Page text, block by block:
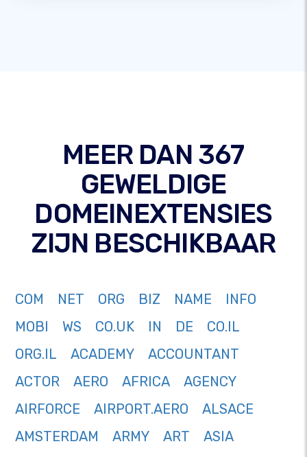
MEER DAN 367
GEWELDIGE
DOMEINEXTENSIES
ZIJN BESCHIKBAAR
COM NET ORG BIZ NAME
INFO
MOBI
WS CO.UK IN DE
CO.IL
ORG.IL
ACADEMY
ACCOUNTANT
ACTOR
AERO AFRICA
AGENCY
AIRFORCE
AIRPORT.AERO
ALSACE
AMSTERDAM
ARMY ART
ASIA